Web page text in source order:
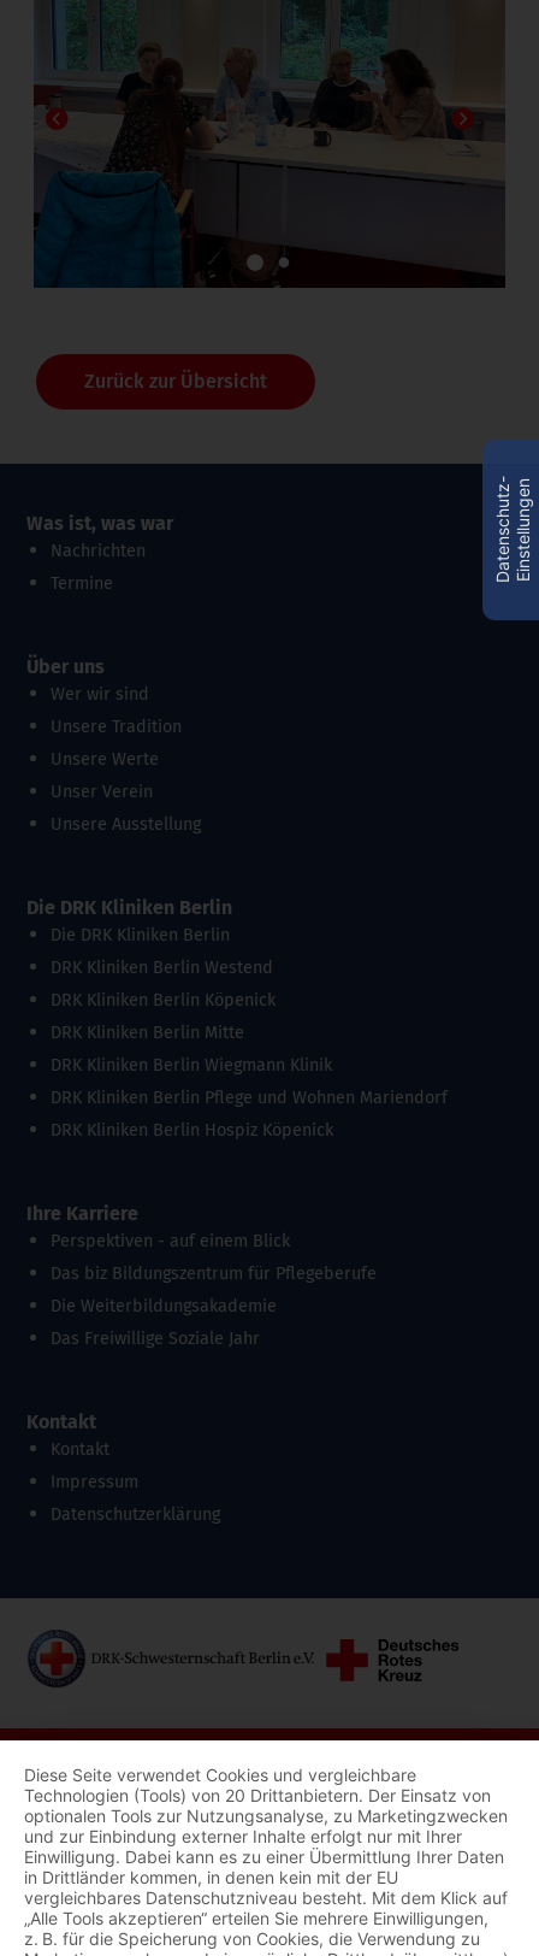
Zurück zur Übersicht
Was ist, was war
Nachrichten
Termine
Über uns
Wer wir sind
Unsere Tradition
Unsere Werte
Unser Verein
Unsere Ausstellung
Die DRK Kliniken Berlin
Die DRK Kliniken Berlin
DRK Kliniken Berlin Westend
DRK Kliniken Berlin Köpenick
DRK Kliniken Berlin Mitte
DRK Kliniken Berlin Wiegmann Klinik
DRK Kliniken Berlin Pflege und Wohnen Mariendorf
DRK Kliniken Berlin Hospiz Köpenick
Ihre Karriere
Perspektiven - auf einem Blick
Das biz Bildungszentrum für Pflegeberufe
Die Weiterbildungsakademie
Das Freiwillige Soziale Jahr
Kontakt
Kontakt
Impressum
Datenschutzerklärung
D
a
t
e
n
s
c
h
u
t
z
-
E
i
n
s
t
e
l
l
u
n
g
en
Diese Seite verwendet Cookies und vergleichbare
Technologien (Tools) von 20 Drittanbietern. Der Einsatz von
optionalen Tools zur Nutzungsanalyse, zu Marketingzwecken
und zur Einbindung externer Inhalte erfolgt nur mit Ihrer
Einwilligung. Dabei kann es zu einer Übermittlung Ihrer Daten
in Drittländer kommen, in denen kein mit der EU
vergleichbares Datenschutzniveau besteht. Mit dem Klick auf
„Alle Tools akzeptieren“ erteilen Sie mehrere Einwilligungen,
z. B. für die Speicherung von Cookies, die Verwendung zu